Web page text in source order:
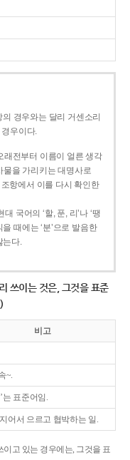
경우와는 달리 거센소리
우이다.
전부터 이름이 얼른 생각
물을 가리키는 대명사로
조항에서 이를 다시 확인한
국어의 ‘할, 푼, 리’나 ‘땡
때에는 ‘분’으로 발음한
는다.
쓰이는 것은, 그것을 표준
비고
~.
는 표준어임.
어서 으르고 협박하는 일.
고 있는 경우에는, 그것을 표